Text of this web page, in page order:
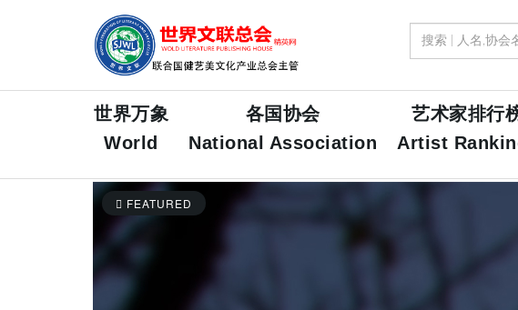
世界万象
World
各国协会
National Association
艺术家排行
Artist
FEATURED